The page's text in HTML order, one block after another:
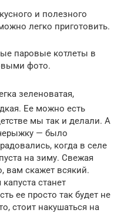
и полезного
легко приготовить.
паровые котлеты в
фото.
зеленоватая,
Ее можно есть
мы так и делали. А
— было
когда в селе
на зиму. Свежая
вам скажет всякий.
станет
ее просто так будет не
стоит накушаться на